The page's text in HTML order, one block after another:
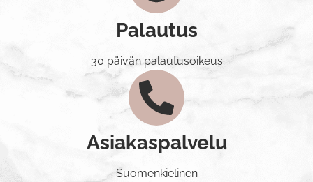
Palautus
30 päivän palautusoikeus
Asiakaspalvelu
Suomenkielinen